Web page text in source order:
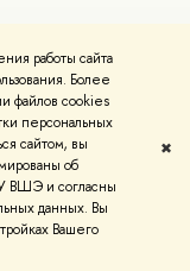
работы сайта
Более
файлов cookies
персональных
сайтом, вы
об
ВШЭ и согласны
данных. Вы
Вашего
✖
использования
сайта
дизайна НИУ ВШЭ